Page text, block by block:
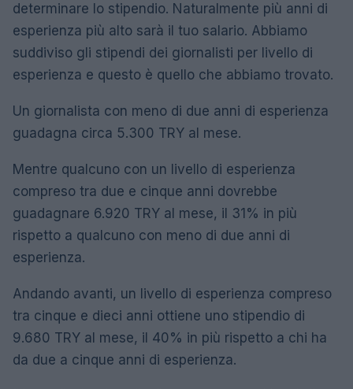
determinare lo stipendio. Naturalmente più anni di
esperienza più alto sarà il tuo salario. Abbiamo
suddiviso gli stipendi dei giornalisti per livello di
esperienza e questo è quello che abbiamo trovato.
Un giornalista con meno di due anni di esperienza
guadagna circa 5.300 TRY al mese.
Mentre qualcuno con un livello di esperienza
compreso tra due e cinque anni dovrebbe
guadagnare 6.920 TRY al mese, il 31% in più
rispetto a qualcuno con meno di due anni di
esperienza.
Andando avanti, un livello di esperienza compreso
tra cinque e dieci anni ottiene uno stipendio di
9.680 TRY al mese, il 40% in più rispetto a chi ha
da due a cinque anni di esperienza.